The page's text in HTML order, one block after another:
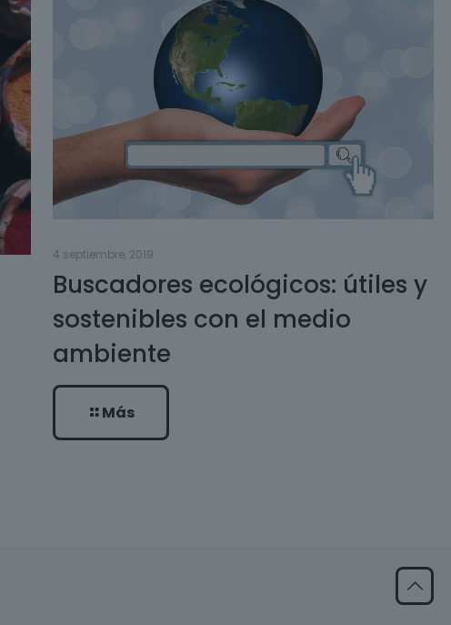
4 septiembre, 2019
Buscadores ecológicos: útiles y
sostenibles con el medio
ambiente
Más